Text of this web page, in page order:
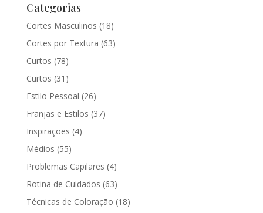
Categorias
Cortes Masculinos (18)
Cortes por Textura (63)
Curtos (78)
Curtos (31)
Estilo Pessoal (26)
Franjas e Estilos (37)
Inspirações (4)
Médios (55)
Problemas Capilares (4)
Rotina de Cuidados (63)
Técnicas de Coloração (18)